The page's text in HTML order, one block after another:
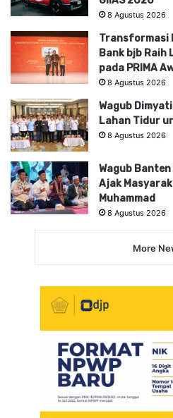
8 Agustus 2026
Transformasi
Bank bjb Raih
pada PRIMA
8 Agustus 2026
Wagub
Lahan Tidur
8 Agustus 2026
Wagub
Ajak
Muhammad
8 Agustus 2026
More